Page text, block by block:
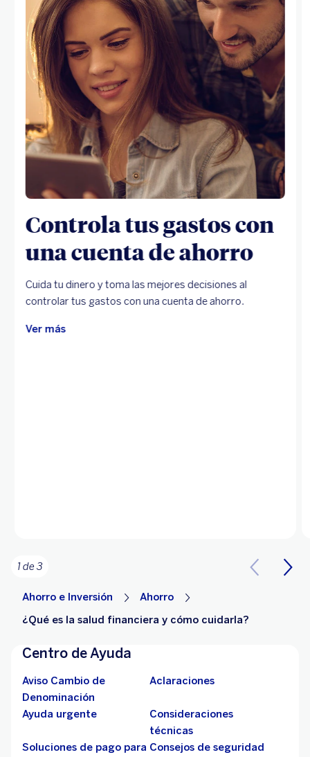
Controla tus gastos con
una cuenta de ahorro
Cuida tu dinero y toma las mejores decisiones al
controlar tus gastos con una cuenta de ahorro.
Ver más
1 de 3
Ahorro e Inversión
Ahorro
¿Qué es la salud financiera y cómo cuidarla?
Centro de Ayuda
Aviso Cambio de
Denominación
Aclaraciones
Ayuda urgente
Consideraciones
técnicas
Soluciones de pago para Consejos de seguridad